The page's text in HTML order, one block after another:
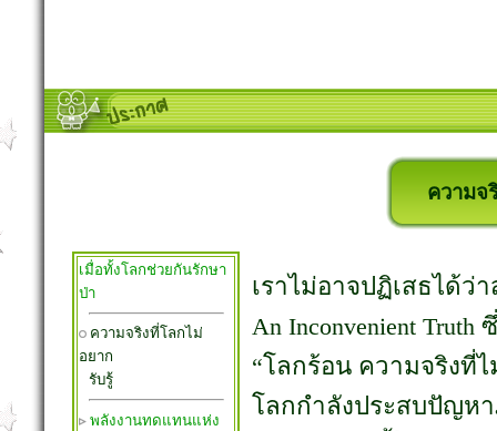
ความจ
เมื่อทั้งโลกช่วยกันรักษา
ป่า
ความจริงที่โลกไม่
อยาก
รับรู้
พลังงานทดแทนแห่ง
เราไม่อาจปฏิเสธได้
An Inconvenient
“โลกร้อน ความจริงที่
โลกกำลังประสบปัญห